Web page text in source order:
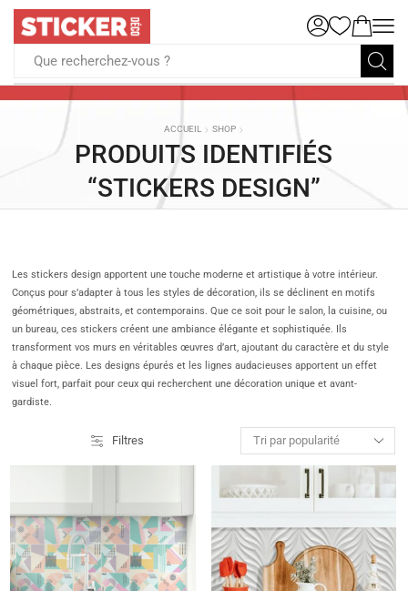
Que recherchez-vous ?
ACCUEIL SHOP
PRODUITS IDENTIFIÉS
“STICKERS DESIGN”
Les stickers design apportent une touche moderne et artistique à votre intérieur.
Conçus pour s’adapter à tous les styles de décoration, ils se déclinent en motifs
géométriques, abstraits, et contemporains. Que ce soit pour le salon, la cuisine, ou
un bureau, ces stickers créent une ambiance élégante et sophistiquée. Ils
transforment vos murs en véritables œuvres d’art, ajoutant du caractère et du style
à chaque pièce. Les designs épurés et les lignes audacieuses apportent un effet
visuel fort, parfait pour ceux qui recherchent une décoration unique et avant-
gardiste.
Filtres